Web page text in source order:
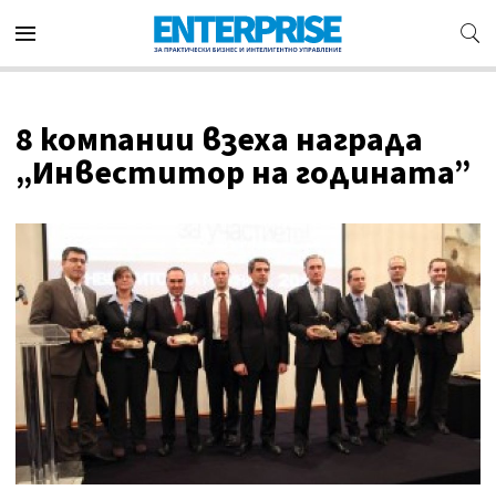
8 компании взеха награда
„Инвеститор на годината”